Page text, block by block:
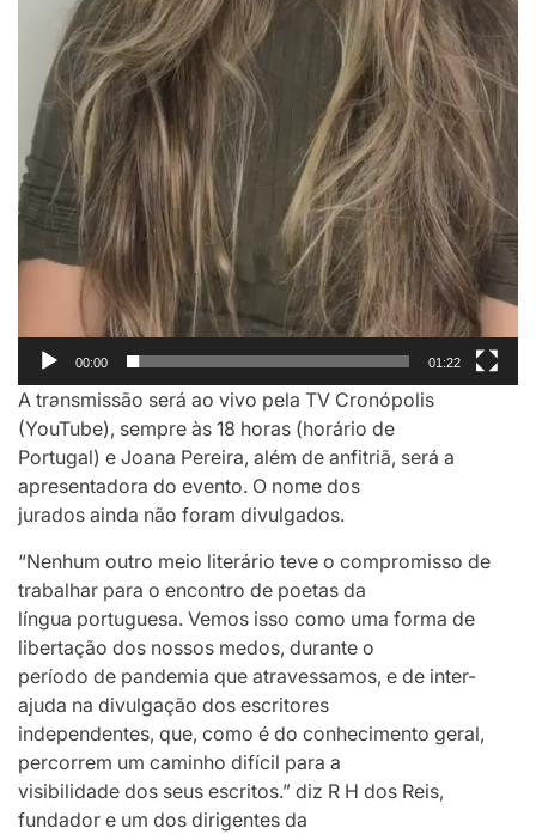
00:00 01:22
A transmissão será ao vivo pela TV Cronópolis
(YouTube), sempre às 18 horas (horário de
Portugal) e Joana Pereira, além de anfitriã, será a
apresentadora do evento. O nome dos
jurados ainda não foram divulgados.
“Nenhum outro meio literário teve o compromisso de
trabalhar para o encontro de poetas da
língua portuguesa. Vemos isso como uma forma de
libertação dos nossos medos, durante o
período de pandemia que atravessamos, e de inter-
ajuda na divulgação dos escritores
independentes, que, como é do conhecimento geral,
percorrem um caminho difícil para a
visibilidade dos seus escritos.” diz R H dos Reis,
fundador e um dos dirigentes da